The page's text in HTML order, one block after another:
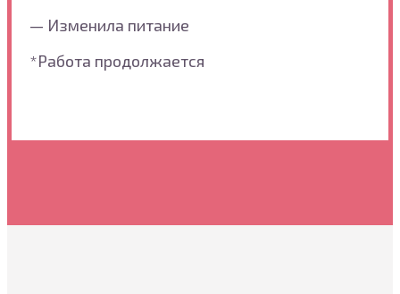
— Изменила питание
*Работа продолжается